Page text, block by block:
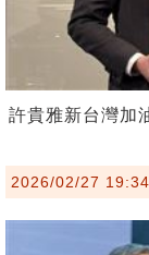
許貴雅新台灣加
2026/02/27 19:34